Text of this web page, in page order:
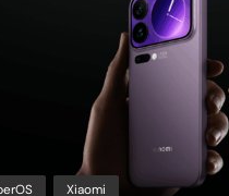
Xiaomi